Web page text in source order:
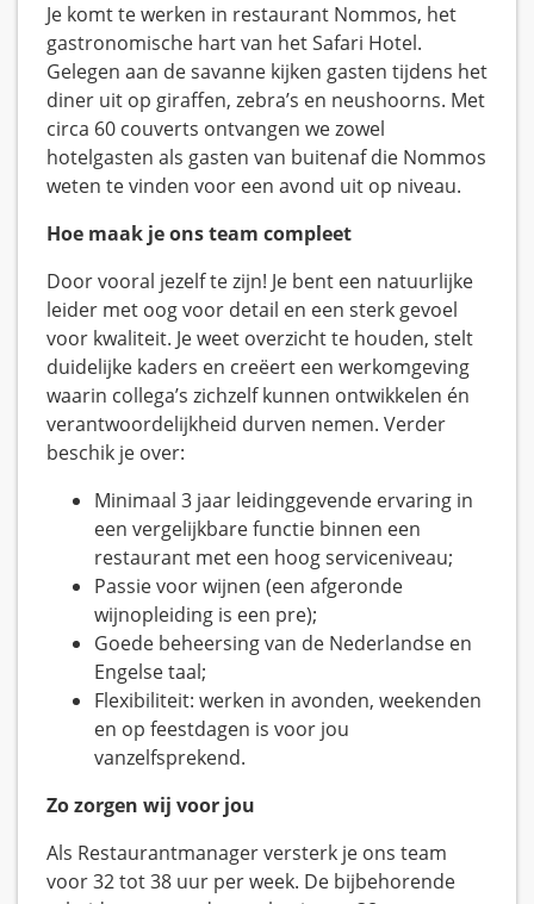
Je komt te werken in restaurant Nommos, het
gastronomische hart van het Safari Hotel.
Gelegen aan de savanne kijken gasten tijdens het
diner uit op giraffen, zebra’s en neushoorns. Met
circa 60 couverts ontvangen we zowel
hotelgasten als gasten van buitenaf die Nommos
weten te vinden voor een avond uit op niveau.
Hoe maak je ons team compleet
Door vooral jezelf te zijn! Je bent een natuurlijke
leider met oog voor detail en een sterk gevoel
voor kwaliteit. Je weet overzicht te houden, stelt
duidelijke kaders en creëert een werkomgeving
waarin collega’s zichzelf kunnen ontwikkelen én
verantwoordelijkheid durven nemen. Verder
beschik je over:
Minimaal 3 jaar leidinggevende ervaring in
een vergelijkbare functie binnen een
restaurant met een hoog serviceniveau;
Passie voor wijnen (een afgeronde
wijnopleiding is een pre);
Goede beheersing van de Nederlandse en
Engelse taal;
Flexibiliteit: werken in avonden, weekenden
en op feestdagen is voor jou
vanzelfsprekend.
Zo zorgen wij voor jou
Als Restaurantmanager versterk je ons team
voor 32 tot 38 uur per week. De bijbehorende